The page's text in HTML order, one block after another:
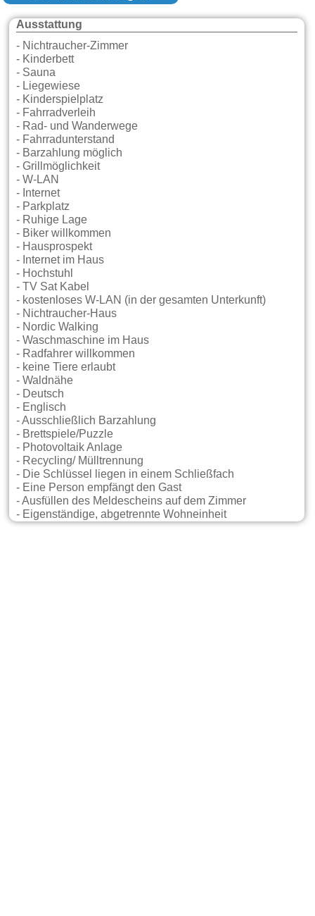
Ausstattung
- Nichtraucher-Zimmer
- Kinderbett
- Sauna
- Liegewiese
- Kinderspielplatz
- Fahrradverleih
- Rad- und Wanderwege
- Fahrradunterstand
- Barzahlung möglich
- Grillmöglichkeit
- W-LAN
- Internet
- Parkplatz
- Ruhige Lage
- Biker willkommen
- Hausprospekt
- Internet im Haus
- Hochstuhl
- TV Sat Kabel
- kostenloses W-LAN (in der gesamten Unterkunft)
- Nichtraucher-Haus
- Nordic Walking
- Waschmaschine im Haus
- Radfahrer willkommen
- keine Tiere erlaubt
- Waldnähe
- Deutsch
- Englisch
- Ausschließlich Barzahlung
- Brettspiele/Puzzle
- Photovoltaik Anlage
- Recycling/ Mülltrennung
- Die Schlüssel liegen in einem Schließfach
- Eine Person empfängt den Gast
- Ausfüllen des Meldescheins auf dem Zimmer
- Eigenständige, abgetrennte Wohneinheit